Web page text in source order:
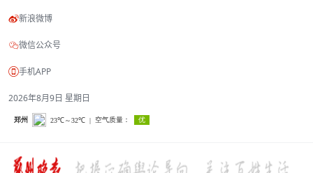
新浪微博
微信公众号
手机APP
2026年8月9日 星期日